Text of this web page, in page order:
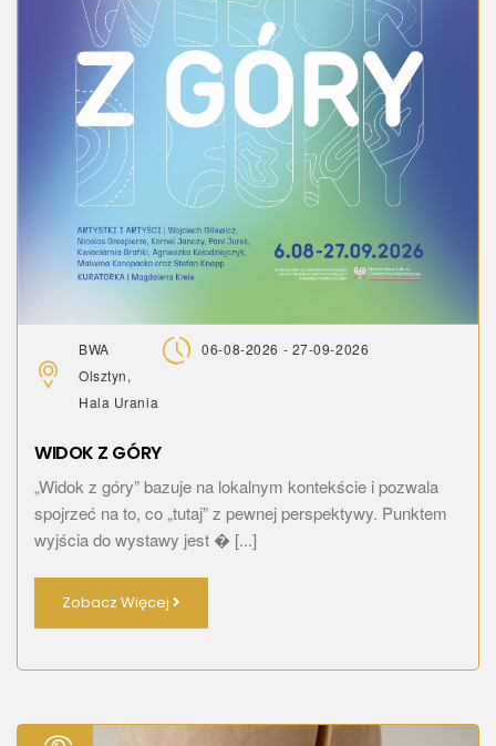
BWA
Olsztyn,
Hala Urania
06-08-2026 - 27-09-2026
WIDOK Z GÓRY
„Widok z góry” bazuje na lokalnym kontekście i pozwala
spojrzeć na to, co „tutaj” z pewnej perspektywy. Punktem
wyjścia do wystawy jest � [...]
Zobacz Więcej